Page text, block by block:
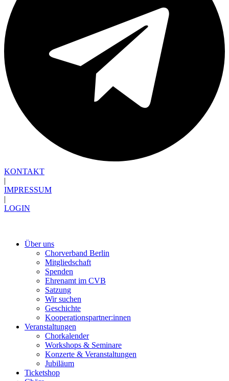
KONTAKT
IMPRESSUM
LOGIN
Über uns
Chorverband Berlin
Mitgliedschaft
Spenden
Ehrenamt im CVB
Satzung
Wir suchen
Geschichte
Kooperationspartner:innen
Veranstaltungen
Chorkalender
Workshops & Seminare
Konzerte & Veranstaltungen
Jubiläum
Ticketshop